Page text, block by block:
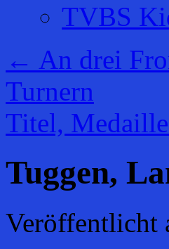
TVBS
← An drei
Turnern
Titel,
Tuggen,
Veröffentlicht